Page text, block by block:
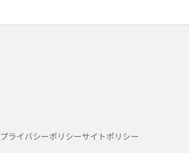
プライバシーポリシーサイトポリシー